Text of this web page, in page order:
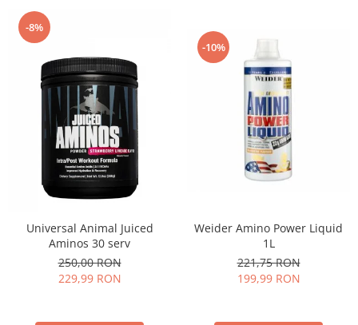
-8%
Universal Animal Juiced
Aminos 30 serv
250,00 RON
229,99 RON
-10%
Weider Amino Power Liquid
1L
221,75 RON
199,99 RON